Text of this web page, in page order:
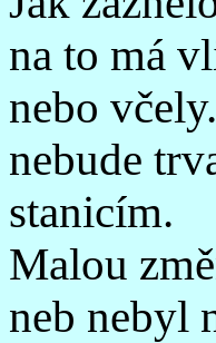
na to má
nebo
nebude
stanicím.
Malou
neb nebyl